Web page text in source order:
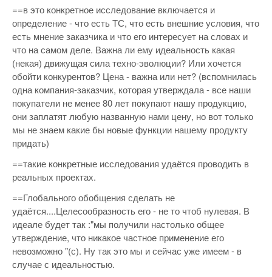
==в это конкретное исследование включается и
определение - что есть ТС, что есть внешние условия, что
есть мнение заказчика и что его интересует на словах и
что на самом деле. Важна ли ему идеальность какая
(некая) движущая сила техно-эволюции? Или хочется
обойти конкурентов? Цена - важна или нет? (вспомнилась
одна компания-заказчик, которая утверждала - все наши
покупатели не менее 80 лет покупают нашу продукцию,
они заплатят любую названную нами цену, но вот только
мы не знаем какие бы новые функции нашему продукту
придать)
==такие конкретные исследования удаётся проводить в
реальных проектах.
==Глобального обобщения сделать не
удаётся....Целесообразность его - не то чтоб нулевая. В
идеале будет так :"мы получили настолько общее
утверждение, что никакое частное применение его
невозможно "(с). Ну так это мы и сейчас уже имеем - в
случае с идеальностью.